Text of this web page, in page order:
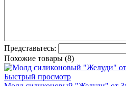
Представьтесь:
Похожие товары (8)
Быстрый просмотр